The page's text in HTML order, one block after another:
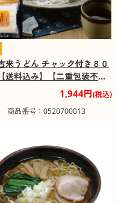
来うどん チャック付き８０
送料込み】【二重包装不
1,944円(税込)
商品番号：0520700013